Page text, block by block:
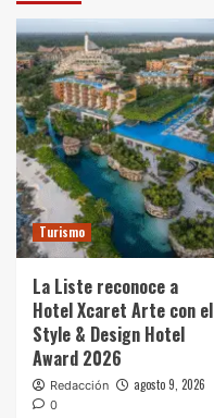
Turismo
La Liste reconoce a
Hotel Xcaret Arte con el
Style & Design Hotel
Award 2026
Redacción agosto 9, 2026
0